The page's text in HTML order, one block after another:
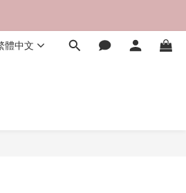
體中文